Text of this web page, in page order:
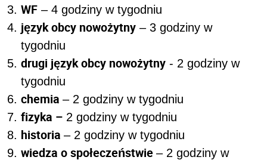
WF – 4 godziny w tygodniu
język obcy nowożytny – 3 godziny w
tygodniu
drugi język obcy nowożytny - 2 godziny w
tygodniu
chemia – 2 godziny w tygodniu
fizyka – 2 godziny w tygodniu
historia – 2 godziny w tygodniu
wiedza o społeczeństwie – 2 godziny w